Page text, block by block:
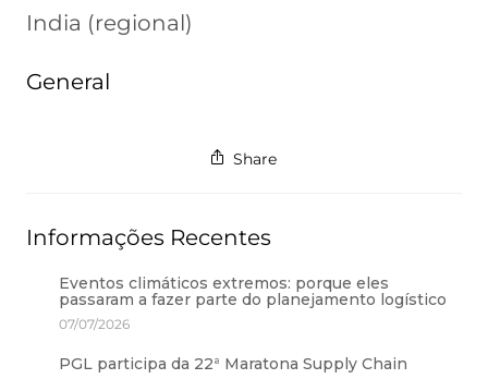
India (regional)
General
Share
Informações Recentes
Eventos climáticos extremos: porque eles
passaram a fazer parte do planejamento logístico
07/07/2026
PGL participa da 22ª Maratona Supply Chain